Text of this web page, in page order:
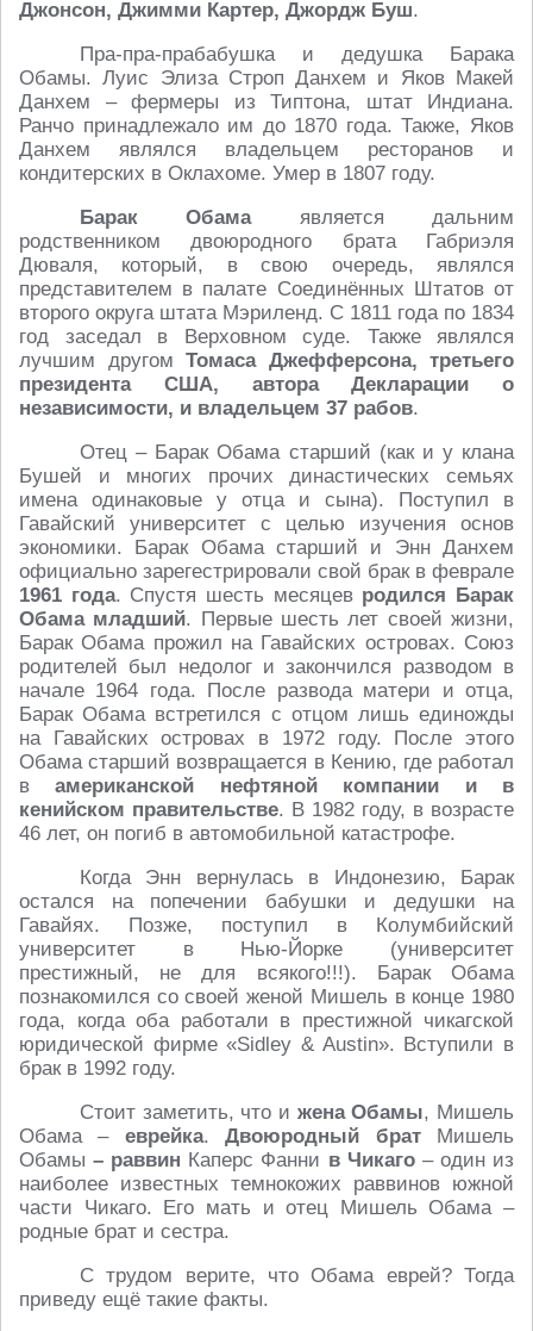
Джонсон, Джимми Картер, Джордж Буш.
Пра-пра-прабабушка и дедушка Барака
Обамы. Луис Элиза Строп Данхем и Яков Макей
Данхем – фермеры из Типтона, штат Индиана.
Ранчо принадлежало им до 1870 года. Также, Яков
Данхем являлся владельцем ресторанов и
кондитерских в Оклахоме. Умер в 1807 году.
Барак Обамаявляется дальним
родственником двоюродного брата Габриэля
Дюваля, который, в свою очередь, являлся
представителем в палате Соединённых Штатов от
второго округа штата Мэриленд. С 1811 года по 1834
год заседал в Верховном суде. Также являлся
лучшим другом Томаса Джефферсона, третьего
президента США, автора Декларации о
независимости, и владельцем 37 рабов.
Отец – Барак Обама старший (как и у клана
Бушей и многих прочих династических семьях
имена одинаковые у отца и сына). Поступил в
Гавайский университет с целью изучения основ
экономики. Барак Обама старший и Энн Данхем
официально зарегестрировали свой брак в феврале
1961 года. Спустя шесть месяцев родился Барак
Обама младший. Первые шесть лет своей жизни,
Барак Обама прожил на Гавайских островах. Союз
родителей был недолог и закончился разводом в
начале 1964 года. После развода матери и отца,
Барак Обама встретился с отцом лишь единожды
на Гавайских островах в 1972 году. После этого
Обама старший возвращается в Кению, где работал
вамериканской нефтяной компании и в
кенийском правительстве. В 1982 году, в возрасте
46 лет, он погиб в автомобильной катастрофе.
Когда Энн вернулась в Индонезию, Барак
остался на попечении бабушки и дедушки на
Гавайях. Позже, поступил в Колумбийский
университет в Нью-Йорке (университет
престижный, не для всякого!!!). Барак Обама
познакомился со своей женой Мишель в конце 1980
года, когда оба работали в престижной чикагской
юридической фирме «Sidley & Austin». Вступили в
брак в 1992 году.
Стоит заметить, что и жена Обамы, Мишель
Обама – еврейка.Двоюродный брат Мишель
Обамы – раввин Каперс Фанни в Чикаго– один из
наиболее известных темнокожих раввинов южной
части Чикаго. Его мать и отец Мишель Обама –
родные брат и сестра.
С трудом верите, что Обама еврей? Тогда
приведу ещё такие факты.